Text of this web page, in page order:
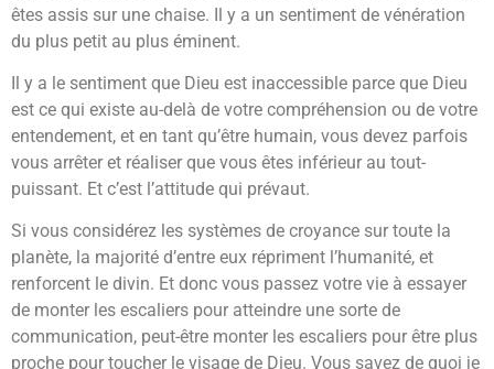
êtes assis sur une chaise. Il y a un sentiment de vénération
du plus petit au plus éminent.
Il y a le sentiment que Dieu est inaccessible parce que Dieu
est ce qui existe au-delà de votre compréhension ou de votre
entendement, et en tant qu’être humain, vous devez parfois
vous arrêter et réaliser que vous êtes inférieur au tout-
puissant. Et c’est l’attitude qui prévaut.
Si vous considérez les systèmes de croyance sur toute la
planète, la majorité d’entre eux répriment l’humanité, et
renforcent le divin. Et donc vous passez votre vie à essayer
de monter les escaliers pour atteindre une sorte de
communication, peut-être monter les escaliers pour être plus
proche pour toucher le visage de Dieu. Vous savez de quoi je